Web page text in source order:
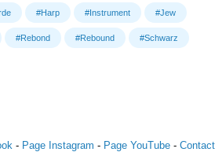
#Harp #Instrument #Jew
#Rebond #Rebound #Schwarz
- Page Instagram - Page YouTube- Contact